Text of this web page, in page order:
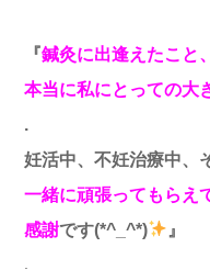
『鍼灸に出逢えたこと
本当に私にとっての大
.
妊活中、不妊治療中、
一緒に頑張ってもらえ
感謝です(*^_^*) 』